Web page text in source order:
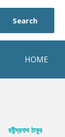
Search
HOME
Hot & New
রবীন্দ্রনাথ ঠাকুর